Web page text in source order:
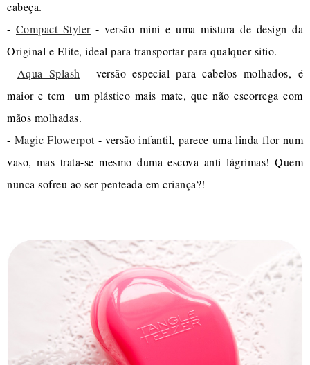
cabeça.
- Compact Styler- versão mini e uma mistura de design da
Original e Elite, ideal para transportar para qualquer sitio.
- Aqua Splash - versão especial para cabelos molhados, é
maior e tem um plástico mais mate, que não escorrega com
mãos molhadas.
- Magic Flowerpot - versão infantil, parece uma linda flor num
vaso, mas trata-se mesmo duma escova anti lágrimas! Quem
nunca sofreu ao ser penteada em criança?!